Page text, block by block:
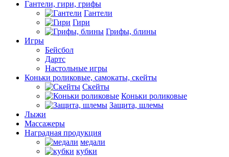
Гантели, гири, грифы
Гантели
Гири
Грифы, блины
Игры
Бейсбол
Дартс
Настольные игры
Коньки роликовые, самокаты, скейты
Скейты
Коньки роликовые
Защита, шлемы
Лыжи
Массажеры
Наградная продукция
медали
кубки